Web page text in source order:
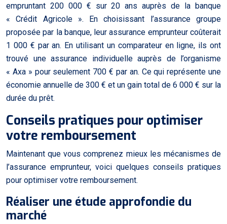
empruntant 200 000 € sur 20 ans auprès de la banque
« Crédit Agricole ». En choisissant l’assurance groupe
proposée par la banque, leur assurance emprunteur coûterait
1 000 € par an. En utilisant un comparateur en ligne, ils ont
trouvé une assurance individuelle auprès de l’organisme
« Axa » pour seulement 700 € par an. Ce qui représente une
économie annuelle de 300 € et un gain total de 6 000 € sur la
durée du prêt.
Conseils pratiques pour optimiser
votre remboursement
Maintenant que vous comprenez mieux les mécanismes de
l’assurance emprunteur, voici quelques conseils pratiques
pour optimiser votre remboursement.
Réaliser une étude approfondie du
marché